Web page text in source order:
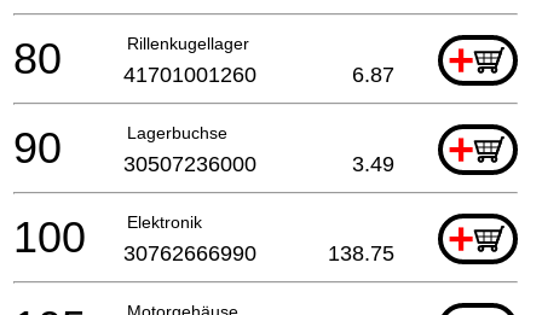
Rillenkugellager +
80 41701001260 6.87
Lagerbuchse +
90 30507236000 3.49
Elektronik +
100 30762666990 138.75